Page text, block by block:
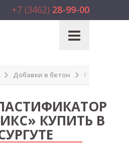
+7 (3462) 28-99-00
Добавки в бетон Реламикс
КУПИТЬ В